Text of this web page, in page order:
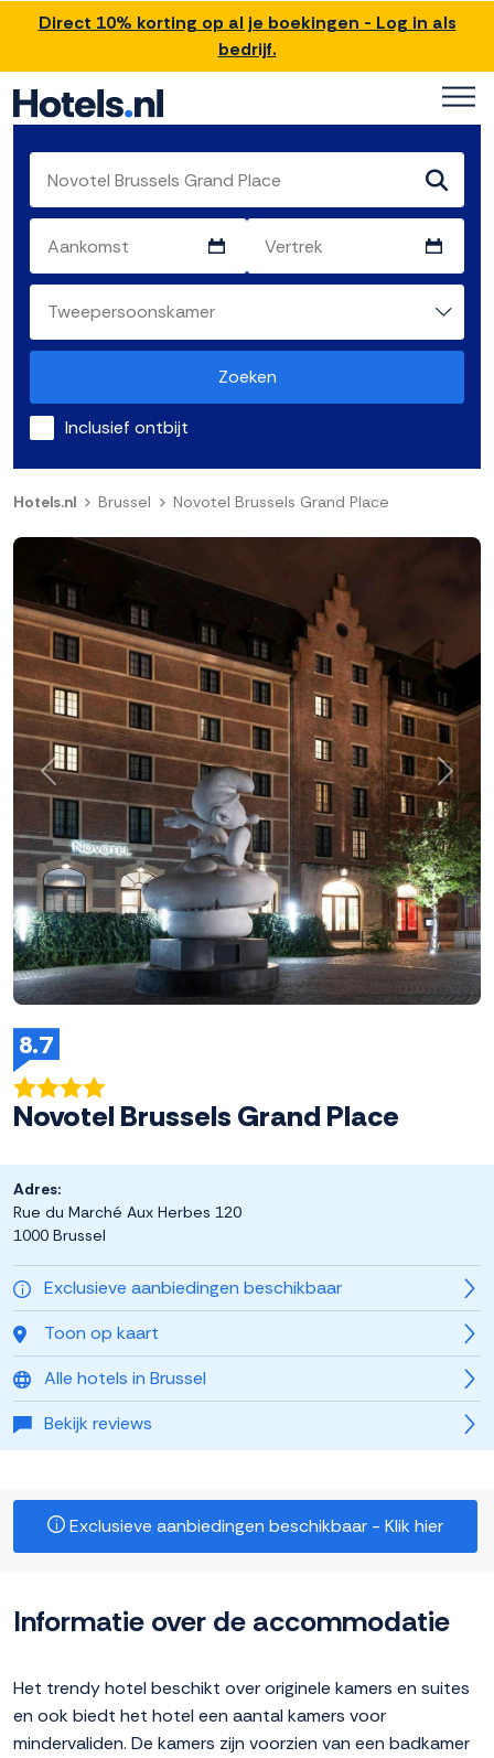
Direct 10% korting op al je boekingen - Log in als
bedrijf.
Zoeken
Inclusief ontbijt
Hotels.nl Brussel Novotel Brussels Grand Place
8.7
Novotel Brussels Grand Place
Exclusieve aanbiedingen beschikbaar
Toon op kaart
Alle hotels in Brussel
Bekijk reviews
Adres:
Rue du Marché Aux Herbes 120
1000 Brussel
Exclusieve aanbiedingen beschikbaar - Klik hier
Informatie over de accommodatie
Het trendy hotel beschikt over originele kamers en suites
en ook biedt het hotel een aantal kamers voor
mindervaliden. De kamers zijn voorzien van een badkamer